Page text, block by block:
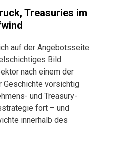
Treasuries im
auf der Angebotsseite
Bild.
nach einem der
Geschichte vorsichtig
und Treasury-
fort – und
innerhalb des